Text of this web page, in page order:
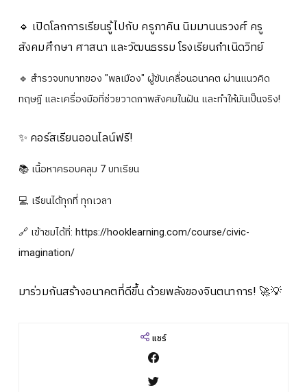
ปฎิทินการศึกษา
🔹 เปิดโลกการเรียนรู้ไปกับ ครูภาคิน นิมมานนรวงศ์ ครู
สังคมศึกษา ศาสนา และวัฒนธรรม โรงเรียนกำเนิดวิทย์
🔹 สำรวจบทบาทของ "พลเมือง" ผู้ขับเคลื่อนอนาคต ผ่านแนวคิด
ทฤษฎี และเครื่องมือที่ช่วยวาดภาพสังคมในฝัน และทำให้มันเป็นจริง!
✨ คอร์สเรียนออนไลน์ฟรี!
📚 เนื้อหาครอบคลุม 7 บทเรียน
💻 เรียนได้ทุกที่ ทุกเวลา
🔗 เข้าชมได้ที่: https://hooklearning.com/course/civic-
imagination/
มาร่วมกันสร้างอนาคตที่ดีขึ้น ด้วยพลังของจินตนาการ! 🚀💡
แชร์